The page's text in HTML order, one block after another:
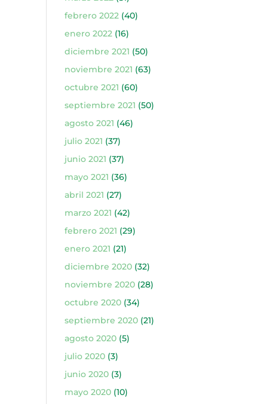
febrero 2022(40)
enero 2022(16)
diciembre 2021 (50)
noviembre 2021 (63)
octubre 2021 (60)
septiembre 2021 (50)
agosto 2021 (46)
julio 2021 (37)
junio 2021 (37)
mayo 2021 (36)
abril 2021 (27)
marzo 2021 (42)
febrero 2021 (29)
enero 2021 (21)
diciembre 2020(32)
noviembre 2020(28)
octubre 2020(34)
septiembre 2020(21)
agosto 2020(5)
julio 2020(3)
junio 2020(3)
mayo 2020(10)